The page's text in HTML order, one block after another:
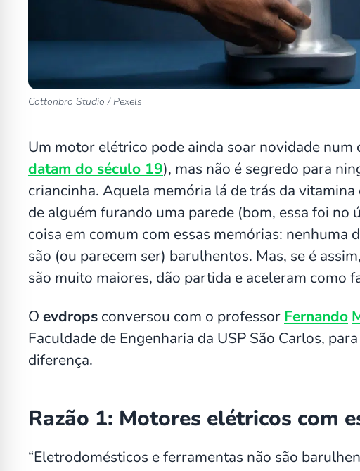
Cottonbro Studio / Pexels
Um motor elétrico pode ainda soar novidade
datam do século 19), mas não é segredo para
criancinha. Aquela memória lá de trás da
de alguém furando uma parede (bom, essa foi no
coisa em comum com essas memórias: nenhuma
são (ou parecem ser) barulhentos. Mas, se é
são muito maiores, dão partida e aceleram como
O evdrops conversou com o professor Fernando
Faculdade de Engenharia da USP São Carlos,
diferença.
Razão 1: Motores elétricos com
“Eletrodomésticos e ferramentas não são